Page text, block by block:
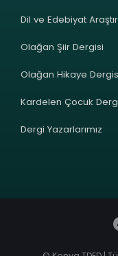
Dil ve Edebiyat
Olağan Şiir Dergisi
Olağan Hikaye
Kardelen Çocuk
Dergi Yazarlarımız